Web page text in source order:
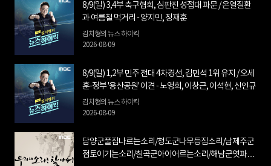
8/9(일) 3,4부 축구협회, 심판진 성접대 파문 / 온열질환
과 여름철 먹거리 - 양지민, 정재훈
김치형의 뉴스 하이킥
2026-08-09
8/9(일) 1,2부 민주 전대 4차경선, 김민석 1위 유지 / 오세
훈-정부 '용산공원' 이견 - 노영희, 이창근, 이석현, 신인규
김치형의 뉴스 하이킥
2026-08-09
담양군풀짐나르는소리/청도군나무등짐소리/남제주군
점토이기는소리/칠곡군아이어르는소리/해남군엿파는